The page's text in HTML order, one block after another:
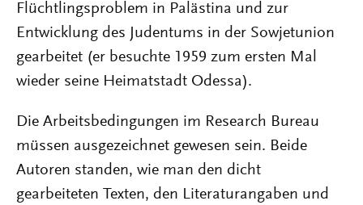
Flüchtlingsproblem in Palästina und zur
Entwicklung des Judentums in der Sowjetunion
gearbeitet (er besuchte 1959 zum ersten Mal
wieder seine Heimatstadt Odessa).
Die Arbeitsbedingungen im Research Bureau
müssen ausgezeichnet gewesen sein. Beide
Autoren standen, wie man den dicht
gearbeiteten Texten, den Literaturangaben und